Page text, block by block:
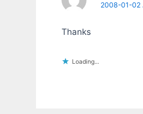
2008-01-02
Thanks
Loading...